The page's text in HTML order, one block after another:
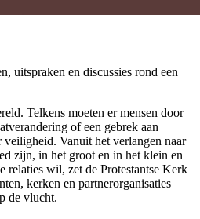
uitspraken en discussies rond een
Telkens moeten er mensen door
of een gebrek aan
veiligheid. Vanuit het verlangen naar
zijn, in het groot en in het klein en
relaties wil, zet de Protestantse Kerk
kerken en partnerorganisaties
de vlucht.